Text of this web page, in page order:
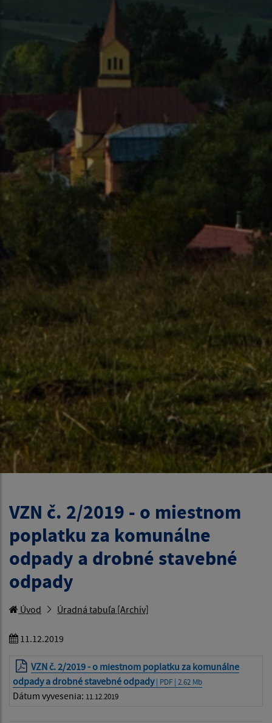
VZN č. 2/2019 - o miestnom
poplatku za komunálne
odpady a drobné stavebné
odpady
Úvod Úradná tabuľa [Archív]
11.12.2019
VZN č. 2/2019 - o miestnom poplatku za komunálne
odpady a drobné stavebné odpady| PDF | 2.62 Mb
Dátum vyvesenia: 11.12.2019